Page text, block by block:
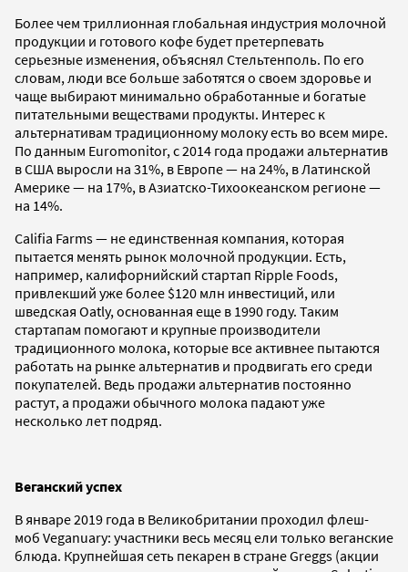
Более чем триллионная глобальная индустрия молочной
продукции и готового кофе будет претерпевать
серьезные изменения, объяснял Стельтенполь. По его
словам, люди все больше заботятся о своем здоровье и
чаще выбирают минимально обработанные и богатые
питательными веществами продукты. Интерес к
альтернативам традиционному молоку есть во всем мире.
По данным Euromonitor, с 2014 года продажи альтернатив
в США выросли на 31%, в Европе — на 24%, в Латинской
Америке — на 17%, в Азиатско-Тихоокеанском регионе —
на 14%.
Califia Farms — не единственная компания, которая
пытается менять рынок молочной продукции. Есть,
например, калифорнийский стартап Ripple Foods,
привлекший уже более $120 млн инвестиций, или
шведская Oatly, основанная еще в 1990 году. Таким
стартапам помогают и крупные производители
традиционного молока, которые все активнее пытаются
работать на рынке альтернатив и продвигать его среди
покупателей. Ведь продажи альтернатив постоянно
растут, а продажи обычного молока падают уже
несколько лет подряд.
Веганский успех
В январе 2019 года в Великобритании проходил флеш-
моб Veganuary: участники весь месяц ели только веганские
блюда. Крупнейшая сеть пекарен в стране Greggs (акции